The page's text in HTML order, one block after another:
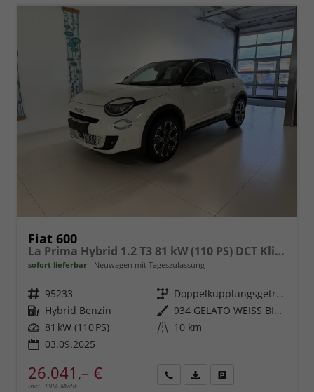
Fiat 600
La Prima Hybrid 1.2 T3 81 kW (110 PS) DCT Klimaautomatik, Massagesitz, Sitzheizung, elektrisch verstellbarer Fahrersitz, Radio, DAB, Apple CarPlay, Android Auto, Navigationssystem, 18 Zoll Leichtmetallfelgen, uvm.
sofort lieferbar Neuwagen mit Tageszulassung
Fahrzeugnr. 95233 Getriebe
Doppelkupplungsgetriebe (DSG)
Kraftstoff Hybrid Benzin Außenfarbe
934 GELATO WEISS BICOLORE
Leistung 81 kW (110 PS) Kilometerstand 10 km
03.09.2025
26.041,– €
incl. 19% MwSt.